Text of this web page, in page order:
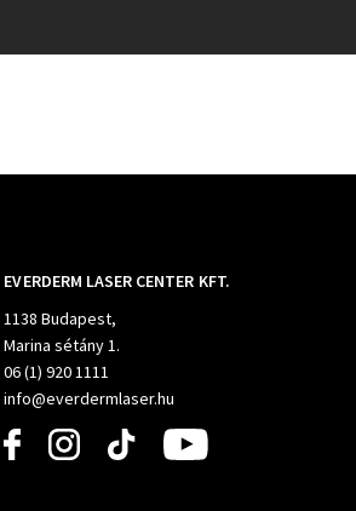
EVERDERM LASER CENTER KFT.
1138 Budapest,
Marina sétány 1.
06 (1) 920 1111
info@everdermlaser.hu